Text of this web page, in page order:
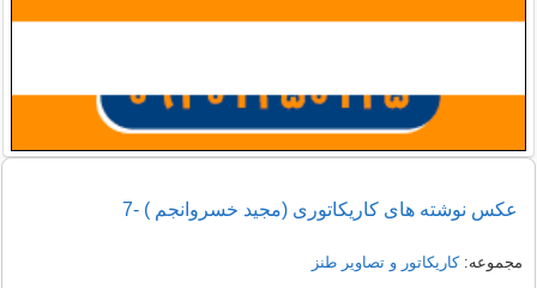
عکس نوشته های کاریکاتوری (مجید خسروانجم ) -7
مجموعه:کاریکاتور و تصاویر طنز